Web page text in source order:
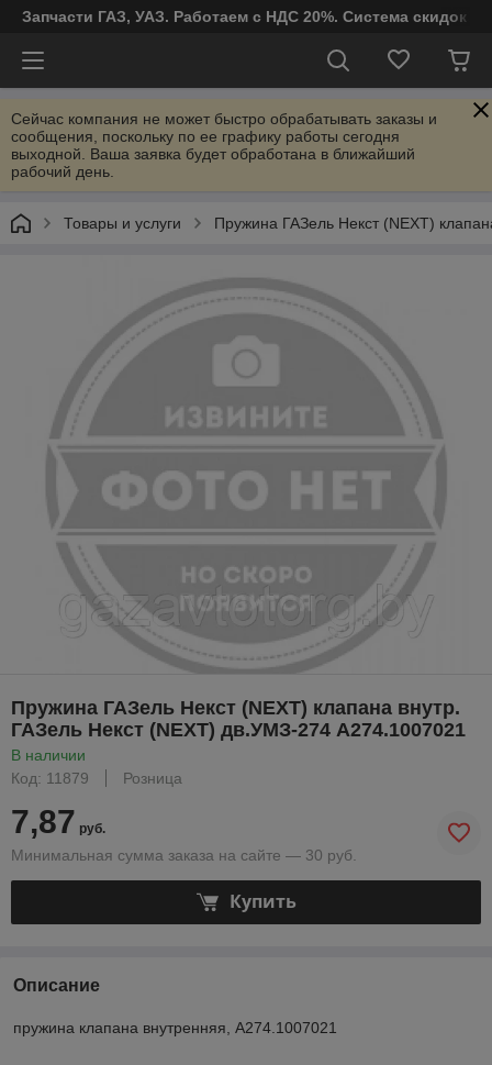
Запчасти ГАЗ, УАЗ. Работаем с НДС 20%. Система скидок
Сейчас компания не может быстро обрабатывать заказы и
сообщения, поскольку по ее графику работы сегодня
выходной. Ваша заявка будет обработана в ближайший
рабочий день.
Товары и услуги Пружина ГАЗель Некст (NEXT)
Пружина ГАЗель Некст (NEXT) клапана внутр.
ГАЗель Некст (NEXT) дв.УМЗ-274 А274.1007021
В наличии
Код: 11879
Розница
7,87 руб.
Минимальная сумма заказа на сайте — 30 руб.
Купить
Описание
пружина клапана внутренняя, А274.1007021